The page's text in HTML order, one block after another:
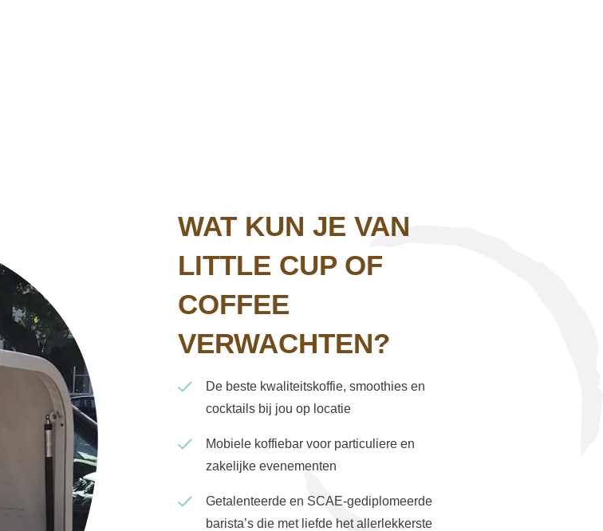
WAT KUN JE VAN
LITTLE CUP OF
COFFEE
VERWACHTEN?
De beste kwaliteitskoffie, smoothies en
cocktails bij jou op locatie
Mobiele koffiebar voor particuliere en
zakelijke evenementen
Getalenteerde en SCAE-gediplomeerde
barista’s die met liefde het allerlekkerste